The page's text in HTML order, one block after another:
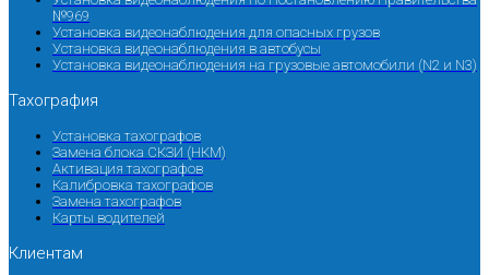
№969
Установка видеонаблюдения для опасных грузов
Установка видеонаблюдения в автобусы
Установка видеонаблюдения на грузовые автомобили (N2 и N3)
Тахография
Установка тахографов
Замена блока СКЗИ (НКМ)
Активация тахографов
Калибровка тахографов
Замена тахографов
Карты водителей
Клиентам